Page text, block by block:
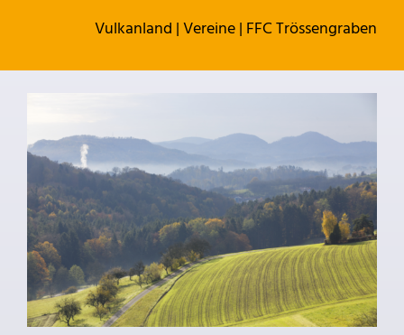
Vulkanland |Vereine| FFC Trössengraben